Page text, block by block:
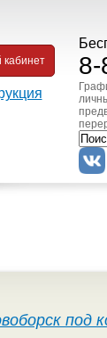
8-
под